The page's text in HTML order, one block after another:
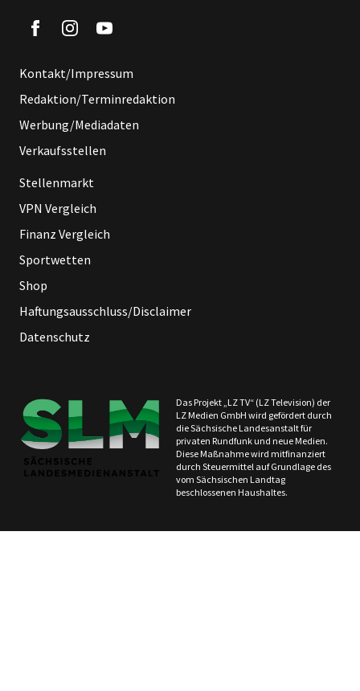
Kontakt/Impressum
Redaktion/Terminredaktion
Werbung/Mediadaten
Verkaufsstellen
Stellenmarkt
VPN Vergleich
Finanz Vergleich
Sportwetten
Shop
Haftungsausschluss/Disclaimer
Datenschutz
Das Projekt „LZ TV“ (LZ Television) der
LZ Medien GmbH wird gefördert durch
die Sächsische Landesanstalt für
privaten Rundfunk und neue Medien.
Diese Maßnahme wird mitfinanziert
durch Steuermittel auf Grundlage des
vom Sächsischen Landtag
beschlossenen Haushaltes.